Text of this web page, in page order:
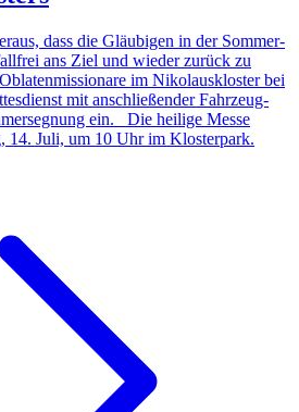
dass die Gläubigen in der Sommer-
ans Ziel und wieder zurück zu
im Nikolauskloster bei
mit anschließender Fahrzeug-
ein. Die heilige Messe
14. Juli, um 10 Uhr im Klosterpark.